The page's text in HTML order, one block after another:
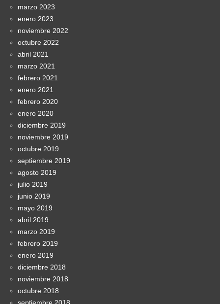
marzo 2023
enero 2023
noviembre 2022
octubre 2022
abril 2021
marzo 2021
febrero 2021
enero 2021
febrero 2020
enero 2020
diciembre 2019
noviembre 2019
octubre 2019
septiembre 2019
agosto 2019
julio 2019
junio 2019
mayo 2019
abril 2019
marzo 2019
febrero 2019
enero 2019
diciembre 2018
noviembre 2018
octubre 2018